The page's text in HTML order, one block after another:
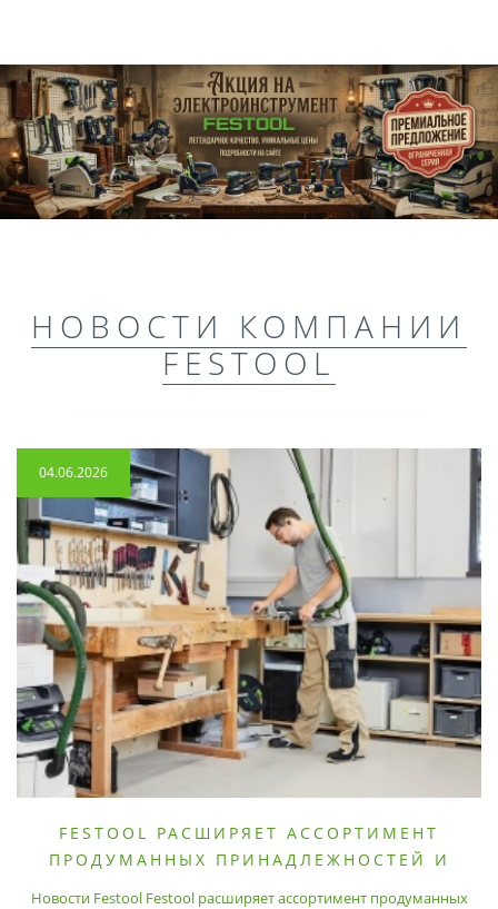
НОВОСТИ КОМПАНИИ
FESTOOL
04.06.2026
FESTOOL РАСШИРЯЕТ АССОРТИМЕНТ
ПРОДУМАННЫХ ПРИНАДЛЕЖНОСТЕЙ И
Новости Festool Festool расширяет ассортимент продуманных